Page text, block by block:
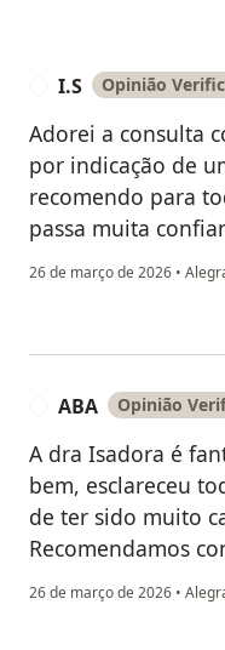
I.S Opinião
Adorei a consulta
por indicação de
recomendo para
passa muita
26 de março de 2026 •
ABA Opinião
A dra Isadora é
bem, esclareceu
de ter sido muito
Recomendamos
26 de março de 2026 •